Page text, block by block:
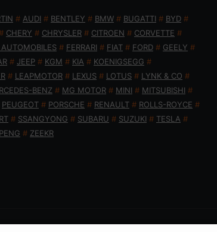
# AUDI # BENTLEY # BMW # BUGATTI # BYD #
CHERY # CHRYSLER # CITROEN # CORVETTE #
AUTOMOBILES # FERRARI # FIAT # FORD # GEELY #
# JEEP # KGM # KIA # KOENIGSEGG #
# LEAPMOTOR # LEXUS # LOTUS # LYNK & CO #
BENZ # MG MOTOR # MINI # MITSUBISHI #
PEUGEOT # PORSCHE # RENAULT # ROLLS-ROYCE #
# SSANGYONG # SUBARU # SUZUKI # TESLA #
# ZEEKR